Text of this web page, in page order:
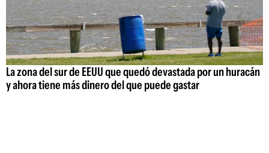
La zona del sur de EEUU que quedó devastada por un huracán
y ahora tiene más dinero del que puede gastar